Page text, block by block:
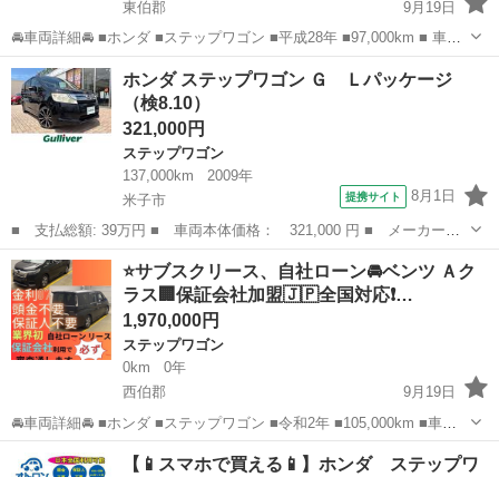
東伯郡
9月19日
🚘車両詳細🚘 ■ホンダ ■ステップワゴン ■平成28年 ■97,000km ■ 車検2
年付 ■月々30.000円 🚙車両装備🚙 ■ナビ ■TV ■バックカメラ ■ドライ
ブレコーダー ■エンジンプッシュスタート ■ETC ...
鳥取 東伯郡 ステップワゴン 車両
ホンダ ステップワゴン Ｇ Ｌパッケージ
（検8.10）
321,000円
ステップワゴン
137,000km
2009年
米子市
提携サイト 8月1日
■ 支払総額: 39万円 ■ 車両本体価格： 321,000 円 ■ メーカー
名： ホンダ ■ 車種名： ステップワゴン ■ グレード名： Ｇ
Ｌパッケージ ■ 排気量： 2000cc ■ ドア枚数： 5D ■ ミッショ
ン...
鳥取 米子市 ステップワゴン
⭐️サブスクリース、自社ローン🚘️ベンツ Ａク
ラス🏢保証会社加盟🇯🇵全国対応❗…
1,970,000円
ステップワゴン
0km
0年
西伯郡
9月19日
🚘車両詳細🚘 ■ホンダ ■ステップワゴン ■令和2年 ■105,000km ■車検2
年付 ■月々30.000円 🚙車両装備🚙 ■ナビ ■TV ■バックカメラ ■ドライ
ブレコーダー ■エンジンプッシュスタート ■ETC ■...
西伯郡 ステップワゴン 車両
【📱スマホで買える📱】ホンダ ステップワ